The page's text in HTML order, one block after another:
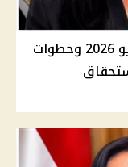
موعد صرف معاش تكافل وكرامة يوليو 2026 وخطوات